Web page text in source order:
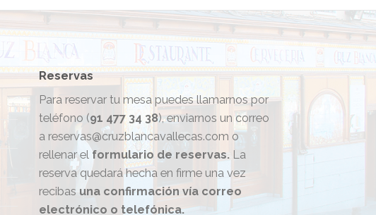
Reservas
Para reservar tu mesa puedes llamarnos por
teléfono (91 477 34 38), enviarnos un correo
a reservas@cruzblancavallecas.com o
rellenar el formulario de reservas. La
reserva quedará hecha en firme una vez
recibas una confirmación vía correo
electrónico o telefónica.